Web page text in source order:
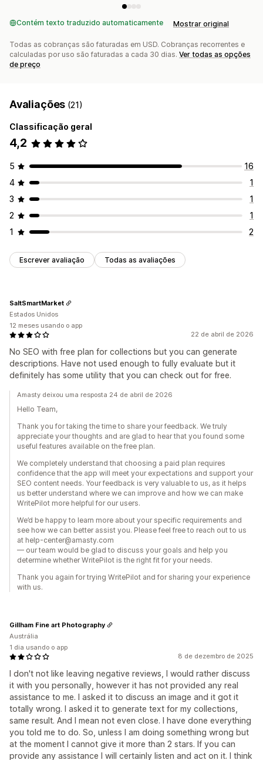
Contém texto traduzido automaticamente Mostrar original
Todas as cobranças são faturadas em USD. Cobranças recorrentes e
calculadas por uso são faturadas a cada 30 dias. Ver todas as opções
de preço
Avaliações (21)
Classificação geral
4,2
5
16
4
1
3
1
2
1
1
2
Escrever avaliação Todas as avaliações
22 de abril de 2026
No SEO with free plan for collections but you can generate
descriptions. Have not used enough to fully evaluate but it
definitely has some utility that you can check out for free.
SaltSmartMarket
Estados Unidos
12 meses usando o app
Amasty deixou uma resposta 24 de abril de 2026
Hello Team,
Thank you for taking the time to share your feedback. We truly
appreciate your thoughts and are glad to hear that you found some
useful features available on the free plan.
We completely understand that choosing a paid plan requires
confidence that the app will meet your expectations and support your
SEO content needs. Your feedback is very valuable to us, as it helps
us better understand where we can improve and how we can make
WritePilot more helpful for our users.
We’d be happy to learn more about your specific requirements and
see how we can better assist you. Please feel free to reach out to us
at help-center@amasty.com
— our team would be glad to discuss your goals and help you
determine whether WritePilot is the right fit for your needs.
Thank you again for trying WritePilot and for sharing your experience
with us.
8 de dezembro de 2025
I don't not like leaving negative reviews, I would rather discuss
it with you personally, however it has not provided any real
assistance to me. I asked it to discuss an image and it got it
totally wrong. I asked it to generate text for my collections,
same result. And I mean not even close. I have done everything
you told me to do. So, unless I am doing something wrong but
at the moment I cannot give it more than 2 stars. If you can
provide any assistance I will certainly listen and act on it. I think
Gillham Fine art Photography
Austrália
1 dia usando o app